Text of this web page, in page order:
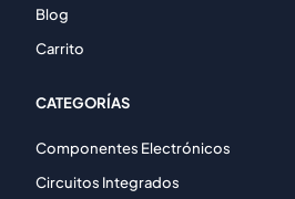
Blog
Carrito
CATEGORÍAS
Componentes Electrónicos
Circuitos Integrados